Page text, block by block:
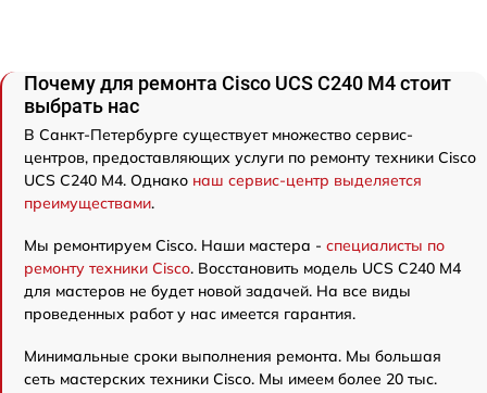
Почему для ремонта Cisco UCS C240 M4 стоит
выбрать нас
В Санкт-Петербурге существует множество сервис-
центров, предоставляющих услуги по ремонту техники Cisco
UCS C240 M4. Однако наш сервис-центр выделяется
преимуществами.
Мы ремонтируем Cisco. Наши мастера - специалисты по
ремонту техники Cisco. Восстановить модель UCS C240 M4
для мастеров не будет новой задачей. На все виды
проведенных работ у нас имеется гарантия.
Минимальные сроки выполнения ремонта. Мы большая
сеть мастерских техники Cisco. Мы имеем более 20 тыс.